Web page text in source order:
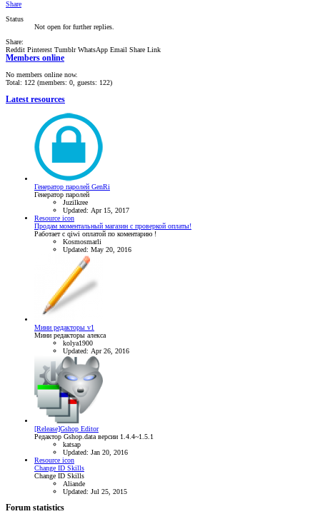
Share
Status
Not open for further replies.
Share:
Reddit Pinterest Tumblr WhatsApp Email Share Link
Members online
No members online now.
Total: 122 (members: 0, guests: 122)
Latest resources
Генератор паролей GenRi
Генератор паролей
Juzilkree
Updated: Apr 15, 2017
Resource icon
Продам моментальный магазин с проверкой оплаты!
Работает с qiwi оплатой по коментарию !
Kosmosmarli
Updated: May 20, 2016
Мини редакторы v1
Мини редакторы алекса
kolya1900
Updated: Apr 26, 2016
[Release]Gshop Editor
Редактор Gshop.data версии 1.4.4~1.5.1
katsap
Updated: Jan 20, 2016
Resource icon
Change ID Skills
Change ID Skills
Aliande
Updated: Jul 25, 2015
Forum statistics